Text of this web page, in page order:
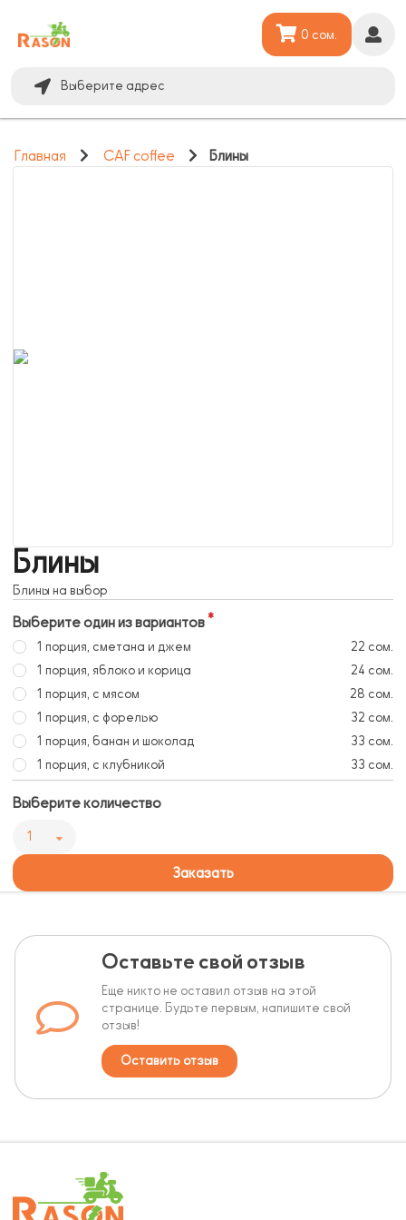
Выберите адрес
0 сом.
Главная CAF coffee Блины
Блины
Блины на выбор
Выберите один из вариантов
1 порция, сметана и джем
22 сом.
1 порция, яблоко и корица
24 сом.
1 порция, с мясом
28 сом.
1 порция, с форелью
32 сом.
1 порция, банан и шоколад
33 сом.
1 порция, с клубникой
33 сом.
Выберите количество
1
Заказать
Оставьте свой отзыв
Еще никто не оставил отзыв на этой
странице. Будьте первым, напишите свой
отзыв!
Оставить отзыв